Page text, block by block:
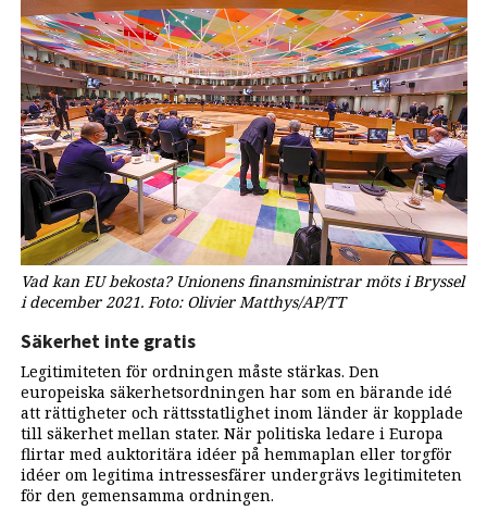
Vad kan EU bekosta? Unionens finansministrar möts i Bryssel
i december 2021. Foto: Olivier Matthys/AP/TT
Säkerhet inte gratis
Legitimiteten för ordningen måste stärkas. Den
europeiska säkerhetsordningen har som en bärande idé
att rättigheter och rättsstatlighet inom länder är kopplade
till säkerhet mellan stater. När politiska ledare i Europa
flirtar med auktoritära idéer på hemmaplan eller torgför
idéer om legitima intressesfärer undergrävs legitimiteten
för den gemensamma ordningen.